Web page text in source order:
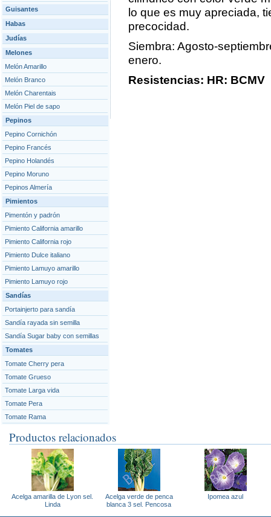
Guisantes
Habas
Judías
Melones
Melón Amarillo
Melón Branco
Melón Charentais
Melón Piel de sapo
Pepinos
Pepino Cornichón
Pepino Francés
Pepino Holandés
Pepino Moruno
Pepinos Almería
Pimientos
Pimentón y padrón
Pimiento California amarillo
Pimiento California rojo
Pimiento Dulce italiano
Pimiento Lamuyo amarillo
Pimiento Lamuyo rojo
Sandías
Portainjerto para sandía
Sandía rayada sin semilla
Sandía Sugar baby con semillas
Tomates
Tomate Cherry pera
Tomate Grueso
Tomate Larga vida
Tomate Pera
Tomate Rama
lo que es muy apreciada,
precocidad.
Siembra: Agosto-
enero.
Resistencias: HR: BCMV
Productos relacionados
Acelga amarilla de Lyon sel.
Linda
Acelga verde de penca
blanca 3 sel. Pencosa
Ipomea azul